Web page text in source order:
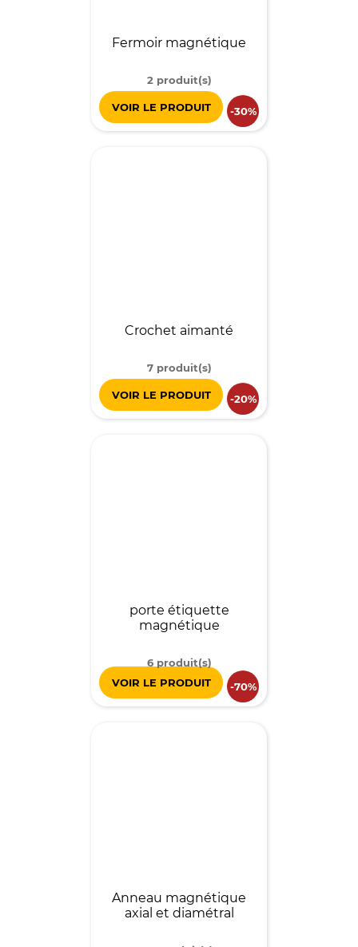
Fermoir magnétique
2 produit(s)
VOIR LE PRODUIT -30%
Crochet aimanté
7 produit(s)
VOIR LE PRODUIT -20%
porte étiquette
magnétique
6 produit(s)
VOIR LE PRODUIT
-70%
Anneau magnétique
axial et diamétral